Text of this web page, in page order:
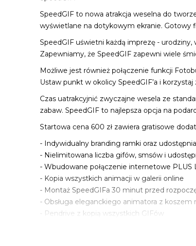
SpeedGIF to nowa atrakcja weselna do
wyświetlane na dotykowym ekranie. Gotowy
SpeedGIF uświetni każdą imprezę -
Zapewniamy, że SpeedGIF zapewni wiele
Możliwe jest również połączenie funkcji
Ustaw punkt w okolicy SpeedGIF’a i
Czas uatrakcyjnić zwyczajne wesela ze
zabaw. SpeedGIF to najlepsza opcja na
Startowa cena 600 zł zawiera gratisowe
- Indywidualny branding ramki oraz
- Nielimitowana liczba gifów, smsów i
- Wbudowane połączenie internetowe PLUS
- Kopia wszystkich animacji w galerii online
- Montaż SpeedGIFa 30 minut przed
- Obsługa eleganckiego animatora z koszem
- Pendrive z kopią wszystkich GIFów